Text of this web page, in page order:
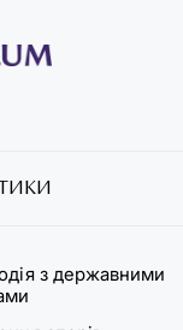
з державними